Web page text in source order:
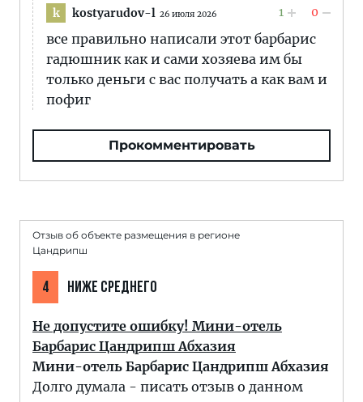
k kostyarudov-l 26 июля 2026 1 0
все правильно написали этот барбарис
гадюшник как и сами хозяева им бы
только деньги с вас получать а как вам и
пофиг
Прокомментировать
Отзыв об объекте размещения в регионе
Цандрипш
4 НИЖЕ СРЕДНЕГО
Не допустите ошибку! Мини-отель
Барбарис Цандрипш Абхазия
Мини-отель Барбарис Цандрипш Абхазия
Долго думала - писать отзыв о данном